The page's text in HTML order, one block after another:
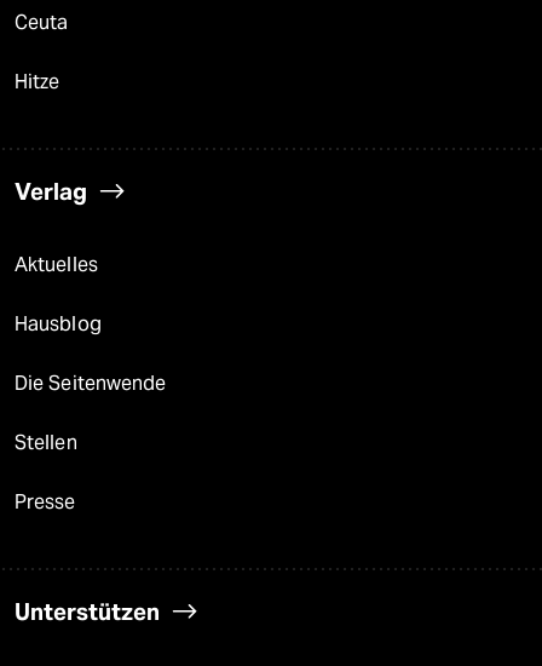
Ceuta
Hitze
Verlag
Aktuelles
Hausblog
Die Seitenwende
Stellen
Presse
Unterstützen